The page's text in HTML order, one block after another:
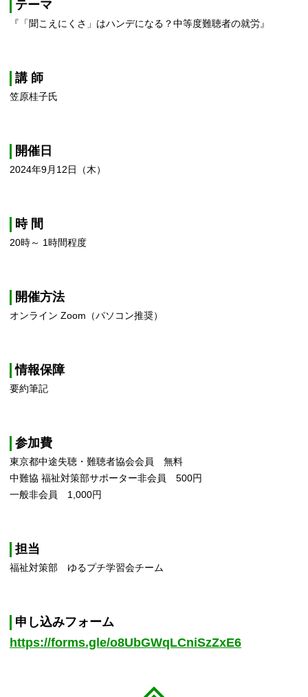
テーマ
『「聞こえにくさ」はハンデになる？中等度難聴者の就労』
講 師
笠原桂子氏
開催日
2024年9月12日（木）
時 間
20時～ 1時間程度
開催方法
オンライン Zoom（パソコン推奨）
情報保障
要約筆記
参加費
東京都中途失聴・難聴者協会会員 無料
中難協 福祉対策部サポーター非会員 500円
一般非会員 1,000円
担当
福祉対策部 ゆるプチ学習会チーム
申し込みフォーム
https://forms.gle/o8UbGWqLCniSzZxE6